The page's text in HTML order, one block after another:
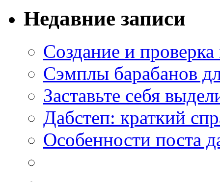
Недавние записи
Создание и
Сэмплы барабанов
Заставьте себя
Дабстеп: краткий
Особенности поста